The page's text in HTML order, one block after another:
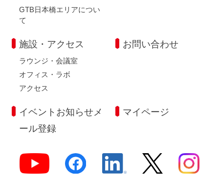
GTB日本橋エリアについ
て
施設・アクセス
ラウンジ・会議室
オフィス・ラボ
アクセス
お問い合わせ
イベントお知らせメ
ール登録
マイページ